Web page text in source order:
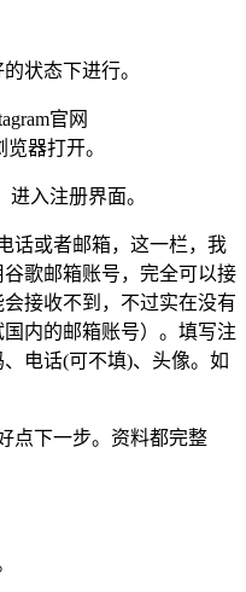
状态下进行。
官网
览器打开。
进入注册界面。
话或者邮箱，这一栏，我
歌邮箱账号，完全可以接
接收不到，不过实在没有
内的邮箱账号）。填写注
电话(可不填)、头像。如
点下一步。资料都完整